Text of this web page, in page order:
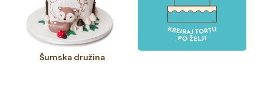
Šumska družina